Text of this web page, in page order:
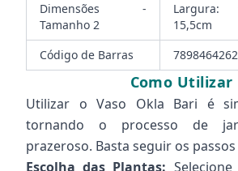
Dimensões -
Tamanho 2
Largura:
15,5cm
Código de Barras
Como Utilizar
Utilizar o Vaso Okla Bari é
tornando o processo de
prazeroso. Basta seguir os
Escolha das Plantas: